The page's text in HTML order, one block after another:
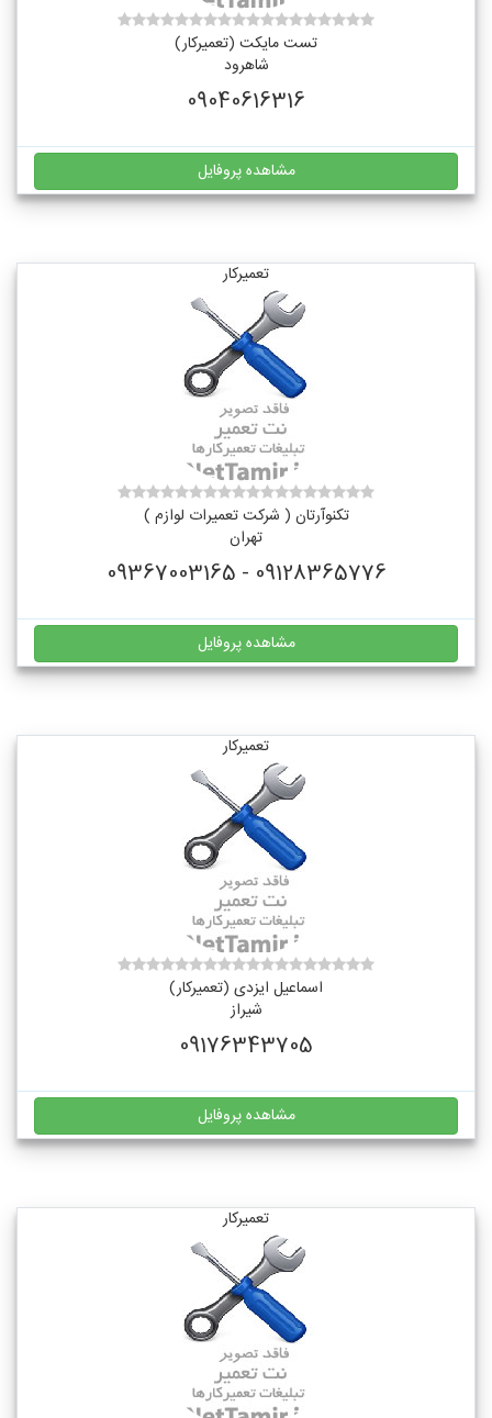
تست مایکت (تعمیرکار)
شاهرود
09040616316
مشاهده پروفایل
تعمیرکار
تکنوآرتان ( شرکت تعمیرات لوازم )
تهران
09128365776 - 09367003165
مشاهده پروفایل
تعمیرکار
اسماعیل ایزدی (تعمیرکار)
شیراز
09176343705
مشاهده پروفایل
تعمیرکار